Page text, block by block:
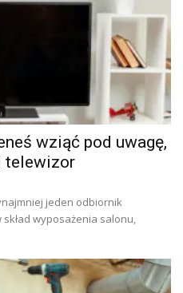
wziąć pod uwagę,
telewizor
jeden odbiornik
wyposażenia salonu,